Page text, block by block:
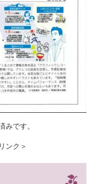
みです。
ンク＞